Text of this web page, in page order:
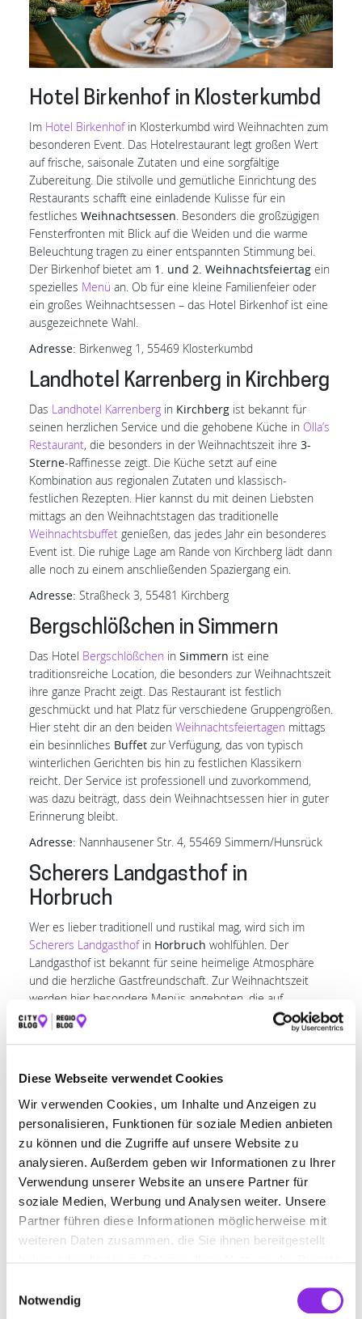
Diese Webseite verwendet Cookies
Wir verwenden Cookies, um Inhalte und Anzeigen zu
personalisieren, Funktionen für soziale Medien anbieten
zu können und die Zugriffe auf unsere Website zu
analysieren. Außerdem geben wir Informationen zu Ihrer
Verwendung unserer Website an unsere Partner für
soziale Medien, Werbung und Analysen weiter. Unsere
Partner führen diese Informationen möglicherweise mit
weiteren Daten zusammen, die Sie ihnen bereitgestellt
Notwendig
Hotel Birkenhof in Klosterkumbd
Im Hotel Birkenhofin Klosterkumbd wird Weihnachten zum
besonderen Event. Das Hotelrestaurant legt großen Wert
auf frische, saisonale Zutaten und eine sorgfältige
Zubereitung. Die stilvolle und gemütliche Einrichtung des
Restaurants schafft eine einladende Kulisse für ein
festliches Weihnachtsessen. Besonders die großzügigen
Fensterfronten mit Blick auf die Weiden und die warme
Beleuchtung tragen zu einer entspannten Stimmung bei.
Der Birkenhof bietet am 1. und 2. Weihnachtsfeiertag ein
spezielles Menü an. Ob für eine kleine Familienfeier oder
ein großes Weihnachtsessen – das Hotel Birkenhof ist eine
ausgezeichnete Wahl.
Adresse: Birkenweg 1, 55469 Klosterkumbd
Landhotel Karrenberg in Kirchberg
Das Landhotel Karrenberg in Kirchberg ist bekannt für
seinen herzlichen Service und die gehobene Küche in Olla’s
Restaurant, die besonders in der Weihnachtszeit ihre 3-
Sterne-Raffinesse zeigt. Die Küche setzt auf eine
Kombination aus regionalen Zutaten und klassisch-
festlichen Rezepten. Hier kannst du mit deinen Liebsten
mittags an den Weihnachtstagen das traditionelle
Weihnachtsbuffet genießen, das jedes Jahr ein besonderes
Event ist. Die ruhige Lage am Rande von Kirchberg lädt dann
alle noch zu einem anschließenden Spaziergang ein.
Adresse: Straßheck 3, 55481 Kirchberg
Bergschlößchen in Simmern
Das Hotel Bergschlößchen in Simmern ist eine
traditionsreiche Location, die besonders zur Weihnachtszeit
ihre ganze Pracht zeigt. Das Restaurant ist festlich
geschmückt und hat Platz für verschiedene Gruppengrößen.
Hier steht dir an den beiden Weihnachtsfeiertagen mittags
ein besinnliches Buffet zur Verfügung, das von typisch
winterlichen Gerichten bis hin zu festlichen Klassikern
reicht. Der Service ist professionell und zuvorkommend,
was dazu beiträgt, dass dein Weihnachtsessen hier in guter
Erinnerung bleibt.
Adresse: Nannhausener Str. 4, 55469 Simmern/Hunsrück
Scherers Landgasthof in
Horbruch
Wer es lieber traditionell und rustikal mag, wird sich im
Scherers Landgasthofin Horbruch wohlfühlen. Der
Landgasthof ist bekannt für seine heimelige Atmosphäre
und die herzliche Gastfreundschaft. Zur Weihnachtszeit
werden hier besondere Menüs angeboten, die auf
regionalen und saisonalen Produkten basieren. Ob
Wildgerichte, deftige Braten oder feine Beilagen – hier
im Angebot, auchveganeGerichte sind erhältlich .Der
Gastraum mit viel Holz und dekorativen Elementen sorgt für
ein uriges Ambiente, das perfekt zu einem gemütlichen
Weihnachtsessen passt. Scherers Landgasthof ist ideal für
alle, die ein bodenständiges Weihnachtsessen suchen.
Adresse:Oberdorf 2, 55483 Horbruch
Marienhöh in Langweiler
DasMarienhöh inLangweilerist ein Ort der besonderen
Ausblick. Das Restaurant zeichnet sich durch seine